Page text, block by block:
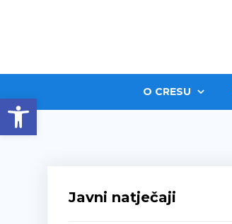
Open toolbarO CRESU
Javni natječaji